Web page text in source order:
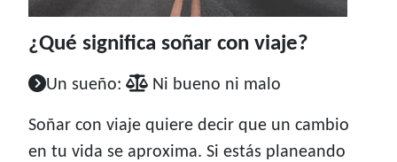
¿Qué significa soñar con viaje?
Un sueño: Ni bueno ni malo
Soñar con viaje quiere decir que un cambio
en tu vida se aproxima. Si estás planeando